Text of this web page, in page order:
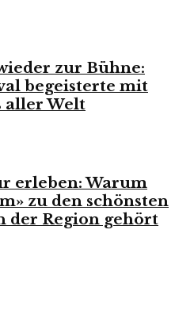
zur Bühne:
begeisterte mit
aller Welt
erleben: Warum
zu den schönsten
der Region gehört